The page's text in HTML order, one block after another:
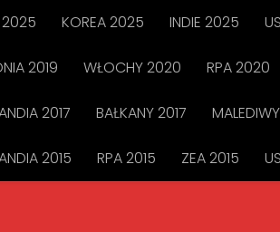
2025 KOREA 2025 INDIE 2025
2019 WŁOCHY 2020 RPA 2020
2017 BAŁKANY 2017
2015 RPA 2015 ZEA 2015